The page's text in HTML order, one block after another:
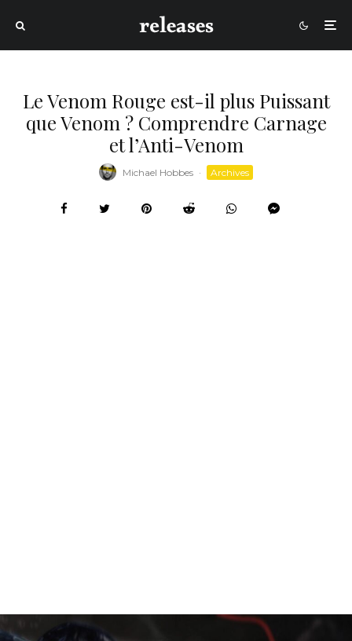
Le Venom Rouge est-il plus Puissant
que Venom ? Comprendre Carnage
et l’Anti-Venom
Michael Hobbes · Archives